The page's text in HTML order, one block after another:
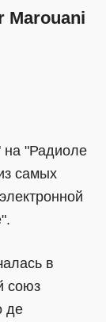
Marouani
"Радиоле
самых
в
союз
де